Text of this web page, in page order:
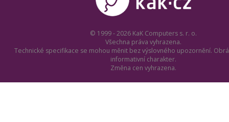
© 1999 - 2026 KaK Computers s. r. o.
Všechna práva vyhrazena.
Technické specifikace se mohou měnit bez výslovného upozornění.
informativní charakter.
Změna cen vyhrazena.